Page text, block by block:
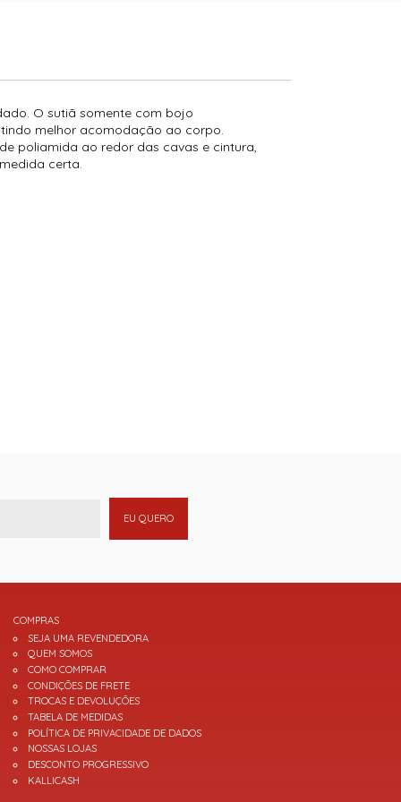
O sutiã somente com bojo
melhor acomodação ao corpo.
poliamida ao redor das cavas e cintura,
certa.
EU QUERO
COMPRAS
SEJA UMA REVENDEDORA
QUEM SOMOS
COMO COMPRAR
CONDIÇÕES DE FRETE
TROCAS E DEVOLUÇÕES
TABELA DE MEDIDAS
POLÍTICA DE PRIVACIDADE DE DADOS
NOSSAS LOJAS
DESCONTO PROGRESSIVO
KALLICASH